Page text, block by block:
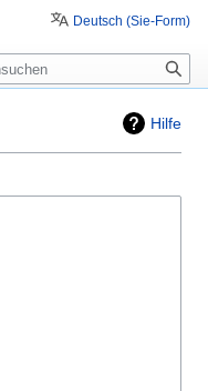
Hilfe
Deutsch (Sie-Form)